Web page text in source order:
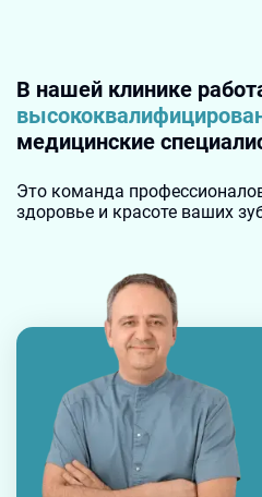
В нашей клинике
медицинские
Это команда
здоровье и красоте ваших